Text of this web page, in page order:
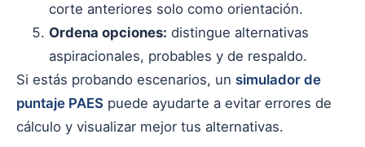
corte anteriores solo como orientación.
Ordena opciones: distingue alternativas
aspiracionales, probables y de respaldo.
Si estás probando escenarios, un simulador de
puntaje PAES puede ayudarte a evitar errores de
cálculo y visualizar mejor tus alternativas.